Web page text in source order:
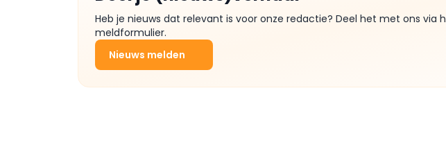
Heb je nieuws dat relevant is voor onze redactie? Deel het met ons via
meldformulier.
Nieuws melden